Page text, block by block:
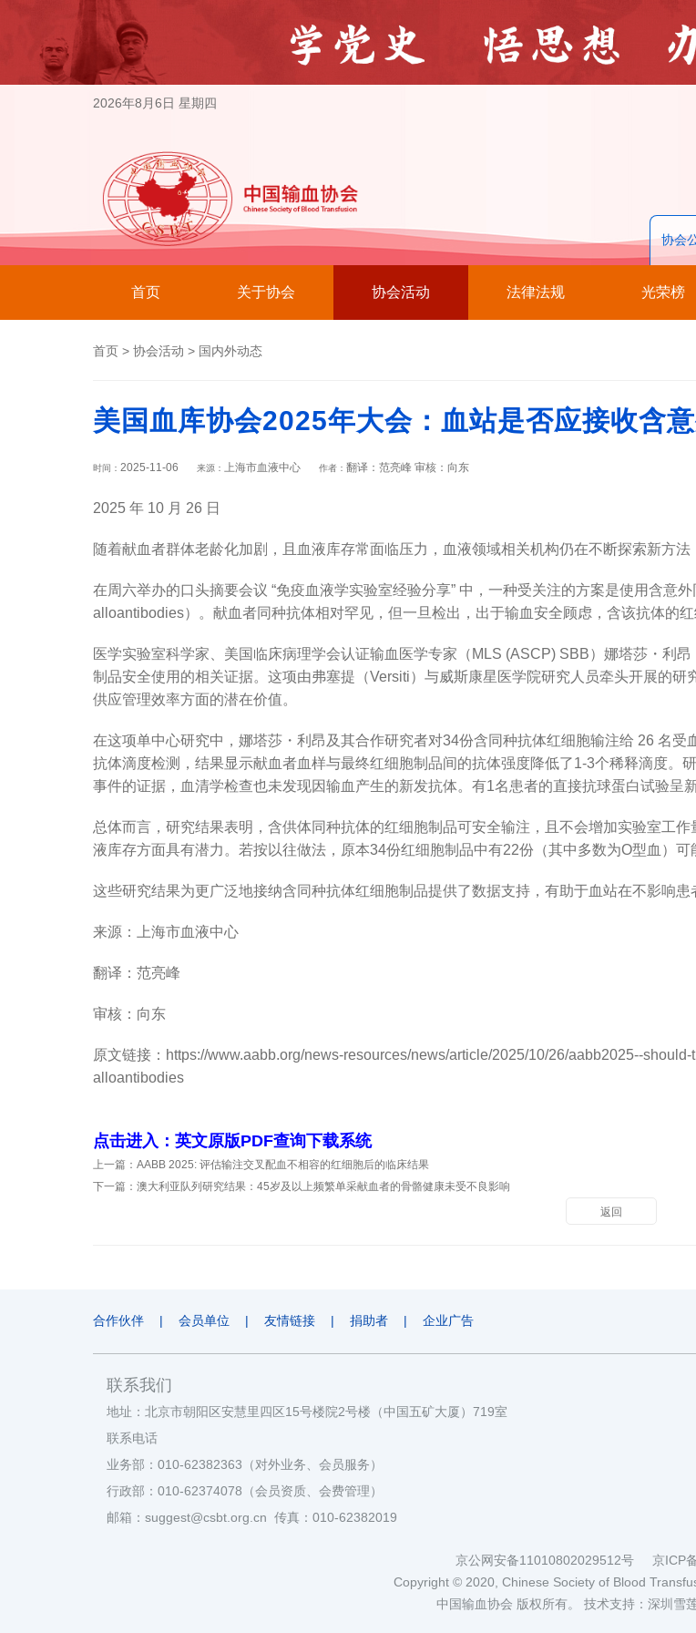
2026年8月6日 星期四
协会
首页 关于协会 协会活动 法律法规 光荣榜
首页 > 协会活动 > 国内外动态
美国血库协会2025年大会：血站是否应接收含
时间： 2025-11-06 来源： 上海市血液中心 作者： 翻译：范亮峰 审核：向东
2025 年 10 月 26 日
随着献血者群体老龄化加剧，且血液库存常面临压力，血液领域相关机构仍在不断探索新方
在周六举办的口头摘要会议 “免疫血液学实验室经验分享” 中，一种受关注的方案是使用含意
alloantibodies）。献血者同种抗体相对罕见，但一旦检出，出于输血安全顾虑，含该抗体的红
医学实验室科学家、美国临床病理学会认证输血医学专家（MLS (ASCP) SBB）娜塔莎・利
制品安全使用的相关证据。这项由弗塞提（Versiti）与威斯康星医学院研究人员牵头开展的
供应管理效率方面的潜在价值。
在这项单中心研究中，娜塔莎・利昂及其合作研究者对34份含同种抗体红细胞输注给 26 名
抗体滴度检测，结果显示献血者血样与最终红细胞制品间的抗体强度降低了1-3个稀释滴度。
事件的证据，血清学检查也未发现因输血产生的新发抗体。有1名患者的直接抗球蛋白试验呈
总体而言，研究结果表明，含供体同种抗体的红细胞制品可安全输注，且不会增加实验室工
液库存方面具有潜力。若按以往做法，原本34份红细胞制品中有22份（其中多数为O型血）可
这些研究结果为更广泛地接纳含同种抗体红细胞制品提供了数据支持，有助于血站在不影响患
来源：上海市血液中心
翻译：范亮峰
审核：向东
原文链接： https://www.aabb.org/news-resources/news/article/2025/10/26/aabb2025--
alloantibodies
点击进入：英文原版PDF查询下载系统
上一篇： AABB 2025: 评估输注交叉配血不相容的红细胞后的临床结果
下一篇： 澳大利亚队列研究结果：45岁及以上频繁单采献血者的骨骼健康未受不良影响
返回
合作伙伴 | 会员单位 | 友情链接 | 捐助者 | 企业广告
联系我们
地址：北京市朝阳区安慧里四区15号楼院2号楼（中国五矿大厦）719室
联系电话
业务部：010-62382363（对外业务、会员服务）
行政部：010-62374078（会员资质、会费管理）
邮箱：suggest@csbt.org.cn 传真：010-62382019
京公网安备11010802029512号 京ICP
Copyright © 2020, Chinese Society of Blood
中国输血协会 版权所有。 技术支持：深圳雪